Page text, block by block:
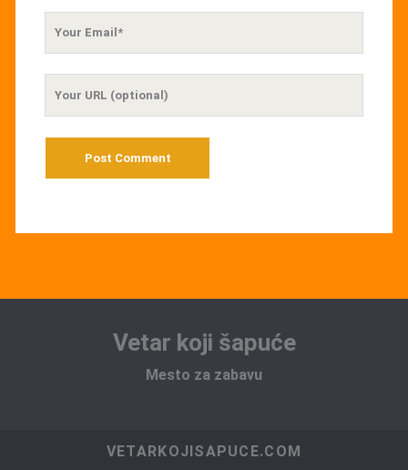
Vetar koji šapuće
Mesto za zabavu
VETARKOJISAPUCE.COM